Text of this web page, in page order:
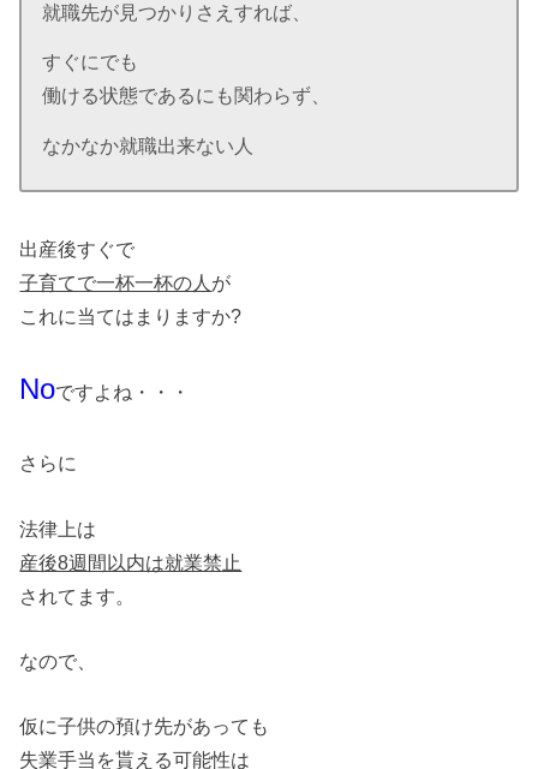
就職先が見つかりさえすれば、
すぐにでも
働ける状態であるにも関わらず、
なかなか就職出来ない人
出産後すぐで
子育てで一杯一杯の人 が
これに当てはまりますか?
Noですよね・・・
さらに
法律上は
産後8週間以内は就業禁止
されてます。
なので、
仮に子供の預け先があっても
失業手当を貰える可能性は